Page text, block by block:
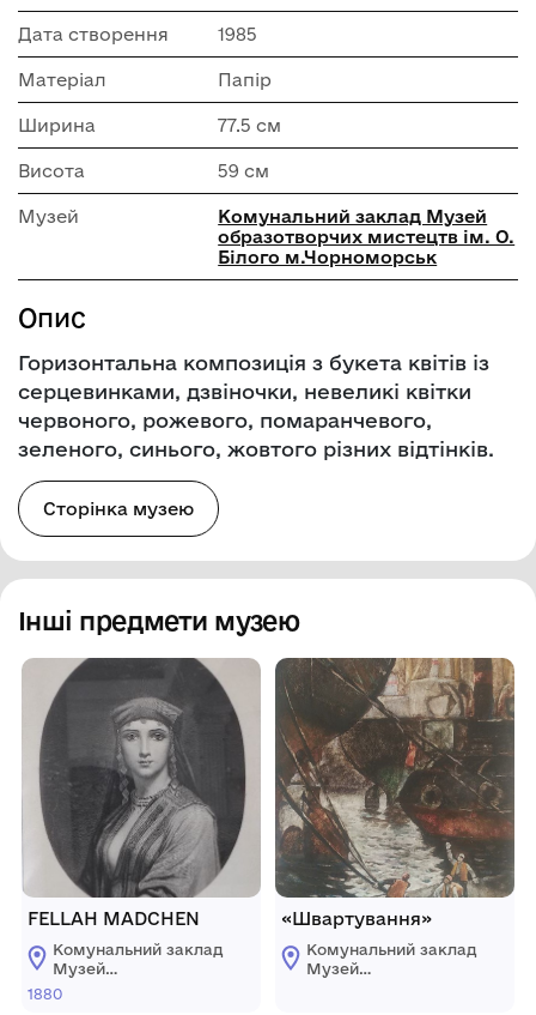
Дата створення 1985
Матеріал Папір
Ширина 77.5 см
Висота 59 см
Музей
Комунальний заклад Музей
образотворчих мистецтв ім. О.
Білого м.Чорноморськ
Опис
Горизонтальна композиція з букета квітів із
серцевинками, дзвіночки, невеликі квітки
червоного, рожевого, помаранчевого,
зеленого, синього, жовтого різних відтінків.
Сторінка музею
Інші предмети музею
FELLAH MADCHEN
Комунальний заклад
Музей
образотворчих
1880
«Швартування»
Комунальний заклад
Музей